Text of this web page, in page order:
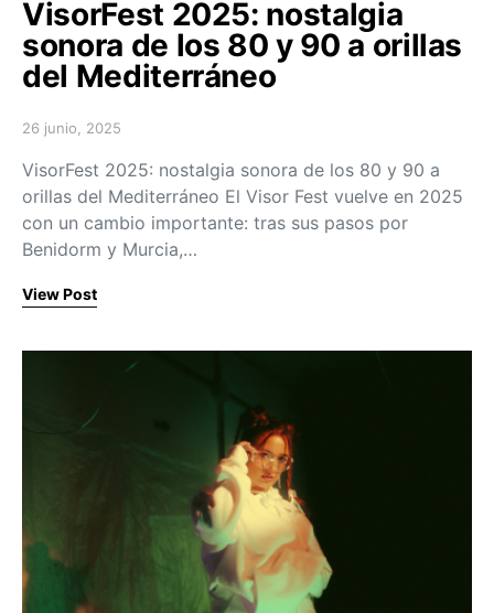
VisorFest 2025: nostalgia
sonora de los 80 y 90 a orillas
del Mediterráneo
Posted on
26 junio, 2025
VisorFest 2025: nostalgia sonora de los 80 y 90 a
orillas del Mediterráneo El Visor Fest vuelve en 2025
con un cambio importante: tras sus pasos por
Benidorm y Murcia,…
View Post